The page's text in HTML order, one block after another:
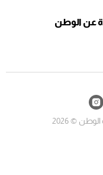
عن الوطن
© 2026